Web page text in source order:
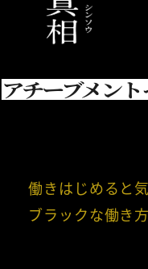
アチーブメン
働きはじめると気